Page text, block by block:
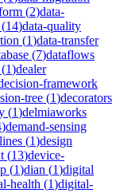
(2)data-
(14)data-quality
(1)data-transfer
(7)dataflows
(1)dealer
framework
tree (1)decorators
(1)delmiaworks
)demand-sensing
(1)design
(13)device-
(1)dian (1)digital
health (1)digital-